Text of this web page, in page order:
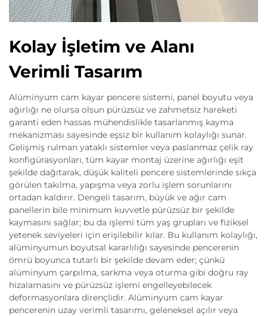
Kolay İşletim ve Alanı
Verimli Tasarım
Alüminyum cam kayar pencere sistemi, panel boyutu veya
ağırlığı ne olursa olsun pürüzsüz ve zahmetsiz hareketi
garanti eden hassas mühendislikle tasarlanmış kayma
mekanizması sayesinde eşsiz bir kullanım kolaylığı sunar.
Gelişmiş rulman yataklı sistemler veya paslanmaz çelik ray
konfigürasyonları, tüm kayar montaj üzerine ağırlığı eşit
şekilde dağıtarak, düşük kaliteli pencere sistemlerinde sıkça
görülen takılma, yapışma veya zorlu işlem sorunlarını
ortadan kaldırır. Dengeli tasarım, büyük ve ağır cam
panellerin bile minimum kuvvetle pürüzsüz bir şekilde
kaymasını sağlar; bu da işlemi tüm yaş grupları ve fiziksel
yetenek seviyeleri için erişilebilir kılar. Bu kullanım kolaylığı,
alüminyumun boyutsal kararlılığı sayesinde pencerenin
ömrü boyunca tutarlı bir şekilde devam eder; çünkü
alüminyum çarpılma, sarkma veya oturma gibi doğru ray
hizalamasını ve pürüzsüz işlemi engelleyebilecek
deformasyonlara dirençlidir. Alüminyum cam kayar
pencerenin uzay verimli tasarımı, geleneksel açılır veya